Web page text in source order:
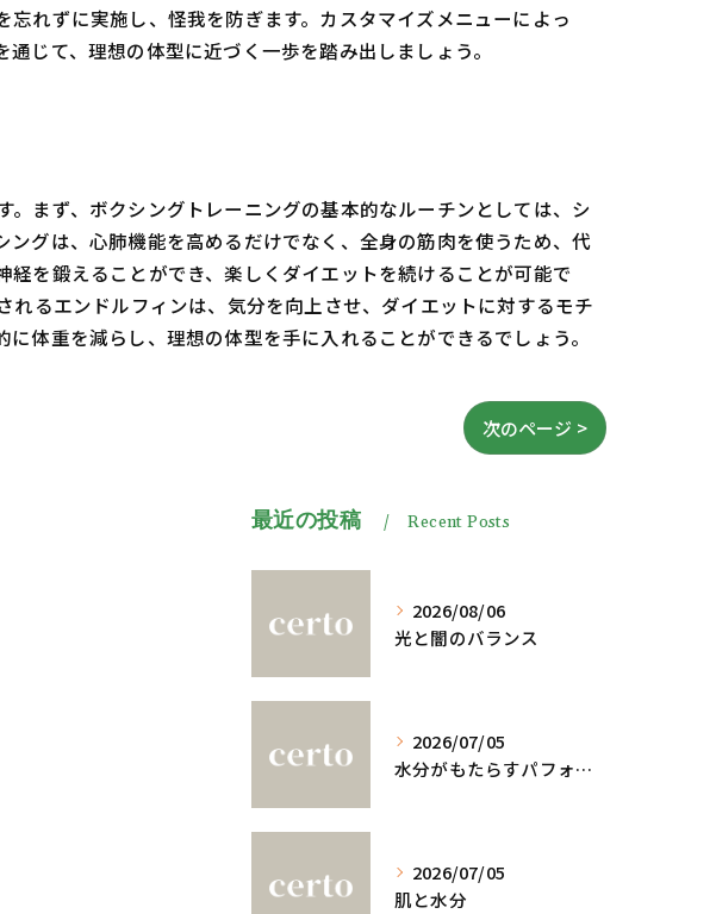
れずに実施し、怪我を防ぎます。カスタマイズメニューによっ
じて、理想の体型に近づく一歩を踏み出しましょう。
まず、ボクシングトレーニングの基本的なルーチンとしては、シ
グは、心肺機能を高めるだけでなく、全身の筋肉を使うため、代
を鍛えることができ、楽しくダイエットを続けることが可能で
るエンドルフィンは、気分を向上させ、ダイエットに対するモチ
体重を減らし、理想の体型を手に入れることができるでしょう。
次のページ >
最近の投稿 Recent Posts
2026/08/06
光と闇のバランス
2026/07/05
水分がもたらすパフォーマンスへの影響
2026/07/05
肌と水分